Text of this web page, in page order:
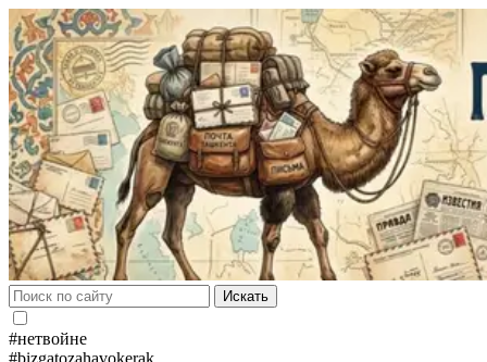
Искать
#нетвойне
#bizgatozahavokerak